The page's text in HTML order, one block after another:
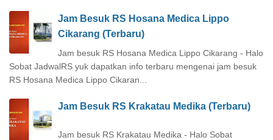
Jam Besuk RS Hosana Medica Lippo
Cikarang (Terbaru)
Jam besuk RS Hosana Medica Lippo Cikarang - Halo
Sobat JadwalRS yuk dapatkan info terbaru mengenai jam besuk
RS Hosana Medica Lippo Cikaran...
Jam Besuk RS Krakatau Medika (Terbaru)
Jam besuk RS Krakatau Medika - Halo Sobat